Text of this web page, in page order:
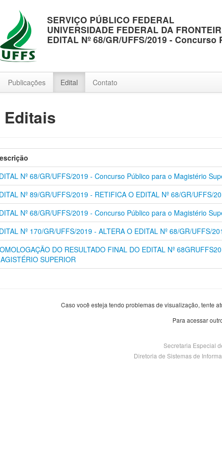
SERVIÇO PÚBLICO FEDERAL
UNIVERSIDADE FEDERAL DA
EDITAL Nº 68/GR/UFFS/2019 -
Publicações Edital Contato
Nº 68/GR/UFFS/2019 - Concurso Público para o Magistério
Nº 89/GR/UFFS/2019 - RETIFICA O EDITAL Nº 68/GR/UFFS/
Nº 68/GR/UFFS/2019 - Concurso Público para o Magistério
Nº 170/GR/UFFS/2019 - ALTERA O EDITAL Nº 68/GR/UFFS/
DO RESULTADO FINAL DO EDITAL Nº
SUPERIOR
Caso você esteja tendo problemas de visualização, tente
Para acessar
Secretaria Especial
Diretoria de Sistemas de